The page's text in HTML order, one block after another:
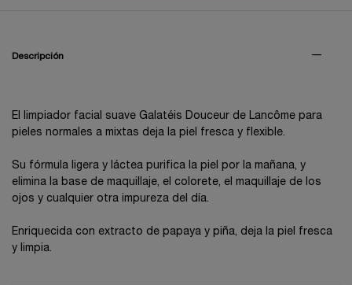
Descripción
El limpiador facial suave Galatéis Douceur de Lancôme para
pieles normales a mixtas deja la piel fresca y flexible.
Su fórmula ligera y láctea purifica la piel por la mañana, y
elimina la base de maquillaje, el colorete, el maquillaje de los
ojos y cualquier otra impureza del día.
Enriquecida con extracto de papaya y piña, deja la piel fresca
y limpia.